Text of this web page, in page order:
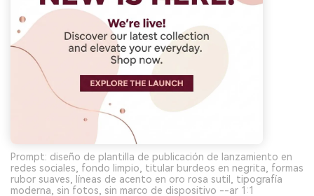
Prompt: diseño de plantilla de publicación de lanzamiento en
redes sociales, fondo limpio, titular burdeos en negrita, formas
rubor suaves, líneas de acento en oro rosa sutil, tipografía
moderna, sin fotos, sin marco de dispositivo --ar 1:1